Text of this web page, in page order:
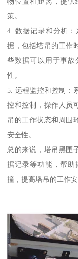
策。
4. 数据记录和分析
据，包括塔吊的工作
些数据可以用于事
性。
5. 远程监控和控制：
控和控制，操作人员
吊的工作状态和周围
安全性。
总的来说，塔吊黑匣
据记录等功能，帮
撞，提高塔吊的工作安